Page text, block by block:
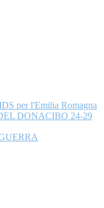
per l'Emilia Romagna
DONACIBO 24-29